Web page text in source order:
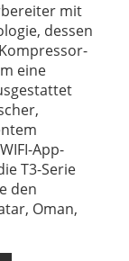
mit
dessen
eine
App-
T3-Serie
den
Oman,